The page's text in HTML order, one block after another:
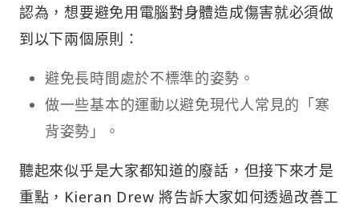
認為，想要避免用電腦對身體造成傷害就必須做
到以下兩個原則：
避免長時間處於不標準的姿勢。
做一些基本的運動以避免現代人常見的「寒
背姿勢」。
聽起來似乎是大家都知道的廢話，但接下來才是
重點，Kieran Drew 將告訴大家如何透過改善工